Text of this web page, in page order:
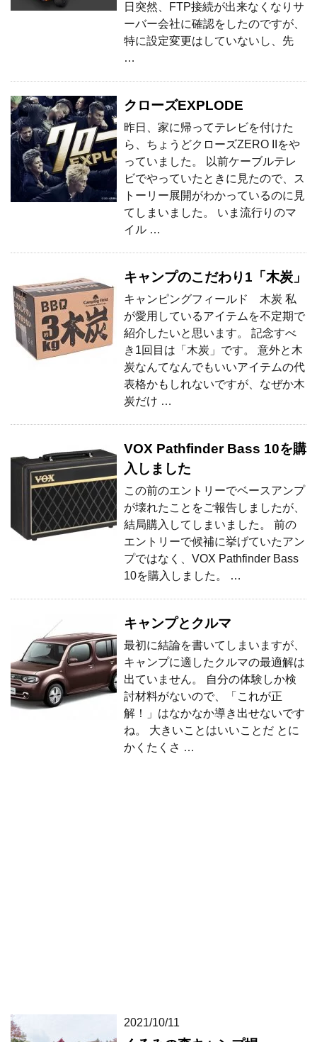
日突然、FTP接続が出来なくなりサ
ーバー会社に確認をしたのですが、
特に設定変更はしていないし、先
…
クローズEXPLODE
昨日、家に帰ってテレビを付けた
ら、ちょうどクローズZERO IIをや
っていました。 以前ケーブルテレ
ビでやっていたときに見たので、ス
トーリー展開がわかっているのに見
てしまいました。 いま流行りのマ
イル …
キャンプのこだわり1「木炭」
キャンピングフィールド 木炭 私
が愛用しているアイテムを不定期で
紹介したいと思います。 記念すべ
き1回目は「木炭」です。 意外と木
炭なんてなんでもいいアイテムの代
表格かもしれないですが、なぜか木
炭だけ …
VOX Pathfinder Bass 10を購
入しました
この前のエントリーでベースアンプ
が壊れたことをご報告しましたが、
結局購入してしまいました。 前の
エントリーで候補に挙げていたアン
プではなく、VOX Pathfinder Bass
10を購入しました。 …
キャンプとクルマ
最初に結論を書いてしまいますが、
キャンプに適したクルマの最適解は
出ていません。 自分の体験しか検
討材料がないので、「これが正
解！」はなかなか導き出せないです
ね。 大きいことはいいことだ とに
かくたくさ …
2021/10/11